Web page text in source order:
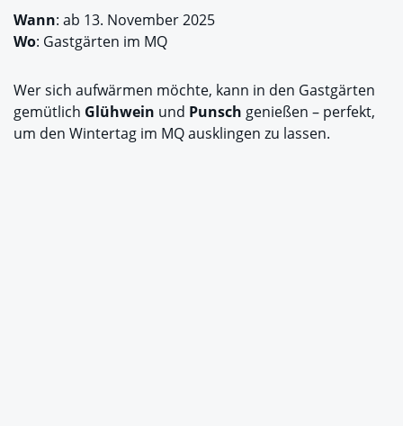
Wann: ab 13. November 2025
Wo: Gastgärten im MQ
Wer sich aufwärmen möchte, kann in den Gastgärten
gemütlich Glühwein und Punsch genießen – perfekt,
um den Wintertag im MQ ausklingen zu lassen.